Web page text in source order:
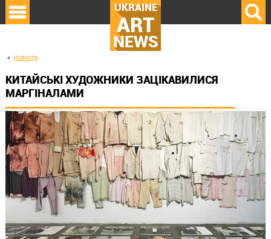
UKRAINE
ART
NEWS
Новости
КИТАЙСЬКІ ХУДОЖНИКИ ЗАЦІКАВИЛИСЯ
МАРГІНАЛАМИ